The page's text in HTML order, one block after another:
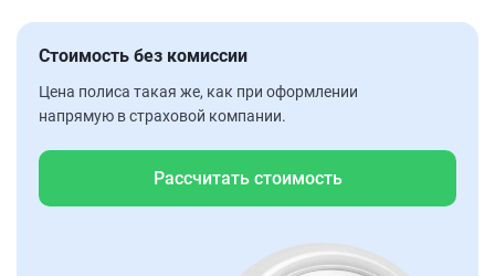
Стоимость без комиссии
Цена полиса такая же, как при оформлении
напрямую в страховой компании.
Рассчитать стоимость